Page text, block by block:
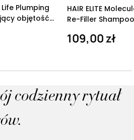
Life Plumping
objętość
HAIR ELITE
Re-Filler
109,00 zł
codzienny rytuał